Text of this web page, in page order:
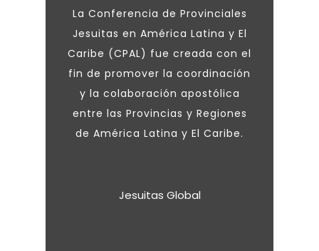
La Conferencia de Provinciales
Jesuitas en América Latina y El
Caribe (CPAL) fue creada con el
fin de promover la coordinación
y la colaboración apostólica
entre las Provincias y Regiones
de América Latina y El Caribe.
Jesuitas Global